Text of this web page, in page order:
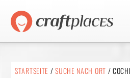
STARTSEITE /SUCHE NACH ORT /